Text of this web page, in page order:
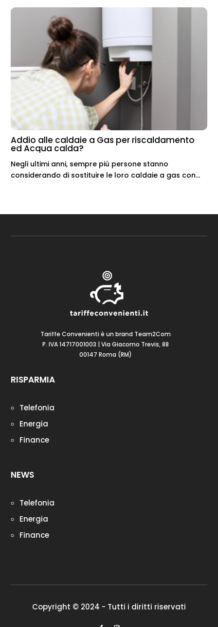
Addio alle caldaie a Gas per riscaldamento
ed Acqua calda?
Negli ultimi anni, sempre più persone stanno
considerando di sostituire le loro caldaie a gas con...
Tariffe Convenienti è un brand Team2Com
P. IVA 14717001003 | Via Giacomo Trevis, 88
00147 Roma (RM)
RISPARMIA
Telefonia
Energia
Finance
NEWS
Telefonia
Energia
Finance
Copyright © 2024 - Tutti i diritti riservati